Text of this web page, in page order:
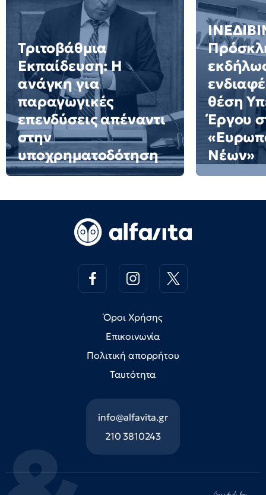
Τριτοβάθμια
Εκπαίδευση: Η
ανάγκη για
παραγωγικές
επενδύσεις απέναντι
στην
υποχρηματοδότηση
θέση
Έργου
Νέων»
Όροι Χρήσης
Επικοινωνία
Πολιτική απορρήτου
Ταυτότητα
info@alfavita.gr
210 3810243